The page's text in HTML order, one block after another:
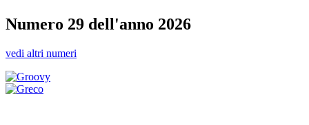
Numero 29 dell'anno 2026
vedi altri numeri